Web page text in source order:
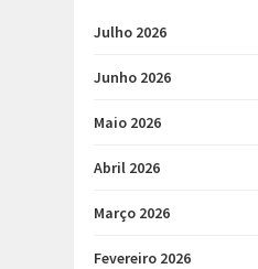
Julho 2026
Junho 2026
Maio 2026
Abril 2026
Março 2026
Fevereiro 2026